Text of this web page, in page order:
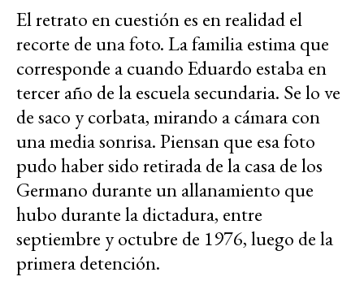
El retrato en cuestión es en realidad el
recorte de una foto. La familia estima que
corresponde a cuando Eduardo estaba en
tercer año de la escuela secundaria. Se lo ve
de saco y corbata, mirando a cámara con
una media sonrisa. Piensan que esa foto
pudo haber sido retirada de la casa de los
Germano durante un allanamiento que
hubo durante la dictadura, entre
septiembre y octubre de 1976, luego de la
primera detención.